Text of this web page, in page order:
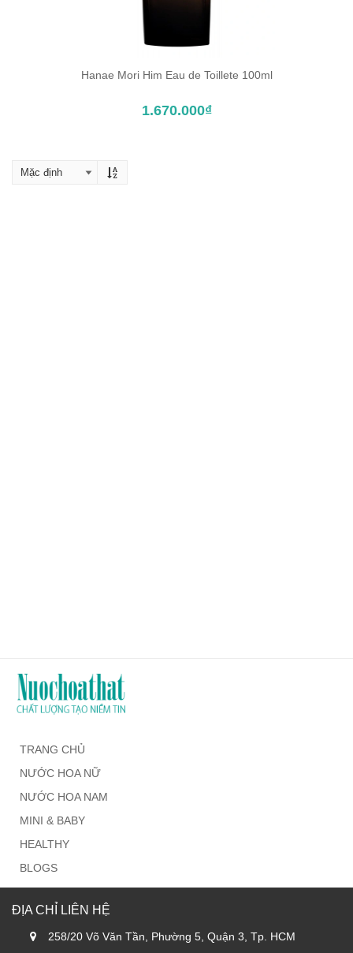
ĐẶT TRƯỚC SẢN PHẨM
Hanae Mori Him Eau de Toillete 100ml
1.670.000₫
TRANG CHỦ
NƯỚC HOA NỮ
NƯỚC HOA NAM
MINI & BABY
HEALTHY
BLOGS
ĐỊA CHỈ LIÊN HỆ
258/20 Võ Văn Tần, Phường 5, Quận 3, Tp. HCM